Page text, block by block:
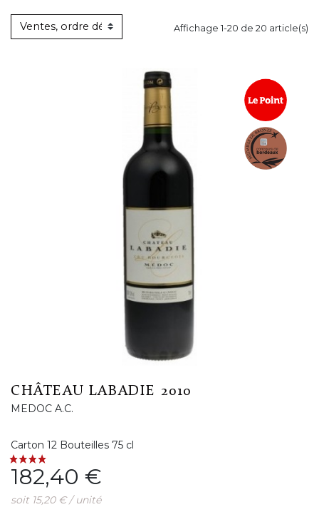
Affichage 1-20 de 20 article(s)
CHÂTEAU LABADIE 2010
MEDOC A.C.
Carton 12 Bouteilles 75 cl
Prix
182,40 €
soit 15,20 € / unité